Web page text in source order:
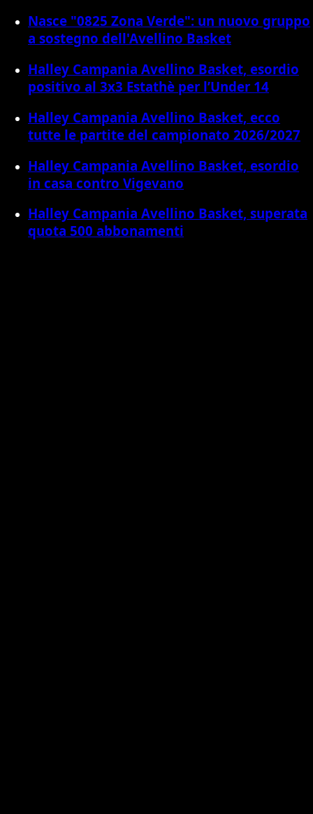
Nasce "0825 Zona Verde": un nuovo gruppo
a sostegno dell'Avellino Basket
Halley Campania Avellino Basket, esordio
positivo al 3x3 Estathè per l’Under 14
Halley Campania Avellino Basket, ecco
tutte le partite del campionato 2026/2027
Halley Campania Avellino Basket, esordio
in casa contro Vigevano
Halley Campania Avellino Basket, superata
quota 500 abbonamenti